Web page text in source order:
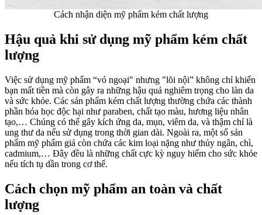
Cách nhận diện mỹ phẩm kém chất lượng
Hậu quả khi sử dụng mỹ phẩm kém chất
lượng
Việc sử dụng mỹ phẩm “vỏ ngoại" nhưng "lõi nội” không chỉ khiến
bạn mất tiền mà còn gây ra những hậu quả nghiêm trọng cho làn da
và sức khỏe. Các sản phẩm kém chất lượng thường chứa các thành
phần hóa học độc hại như paraben, chất tạo màu, hương liệu nhân
tạo,… Chúng có thể gây kích ứng da, mụn, viêm da, và thậm chí là
ung thư da nếu sử dụng trong thời gian dài. Ngoài ra, một số sản
phẩm mỹ phẩm giả còn chứa các kim loại nặng như thủy ngân, chì,
cadmium,… Đây đều là những chất cực kỳ nguy hiểm cho sức khỏe
nếu tích tụ dần trong cơ thể.
Cách chọn mỹ phẩm an toàn và chất
lượng